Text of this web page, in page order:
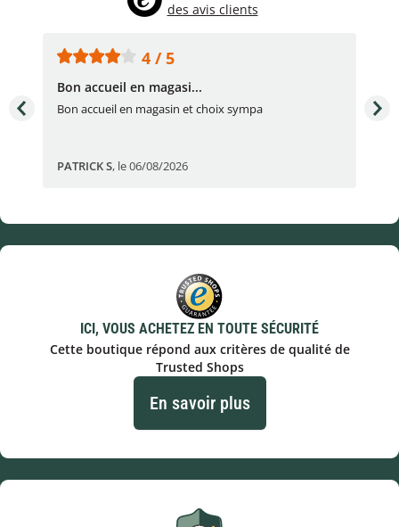
des avis clients
4 / 5
Bon accueil en magasi...
Bon accueil en magasin et choix sympa
PATRICK S, le 06/08/2026
ICI, VOUS ACHETEZ EN TOUTE SÉCURITÉ
Cette boutique répond aux critères de qualité de
Trusted Shops
En savoir plus